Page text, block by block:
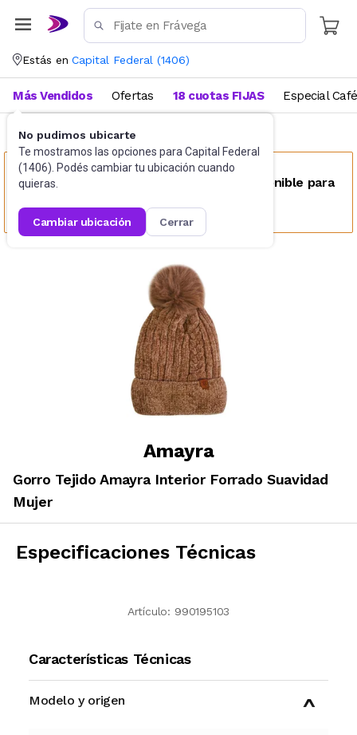
Estás en Capital Federal (1406)
No pudimos ubicarte
Te mostramos las opciones para Capital Federal
(1406). Podés cambiar tu ubicación cuando
quieras.
cambiar ubicación cerrar
Más Vendidos Ofertas 18 cuotas FIJAS Especial Café
Accesorios Gorras y sombreros
Este producto no se encuentra disponible para
Amayra
Gorro Tejido Amayra Interior Forrado Suavidad
Mujer
Especificaciones Técnicas
Artículo: 990195103
Características Técnicas
Modelo y origen